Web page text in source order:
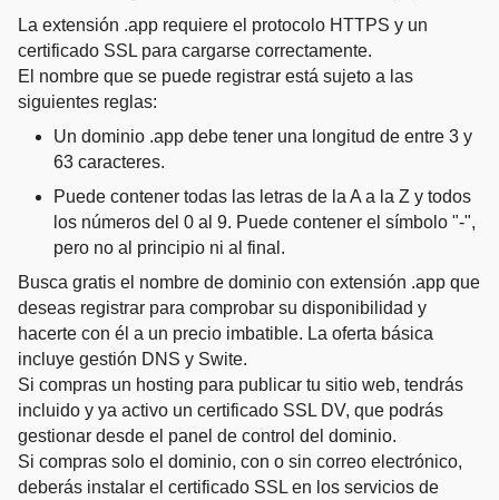
La extensión .app requiere el protocolo HTTPS y un
certificado SSL para cargarse correctamente.
El nombre que se puede registrar está sujeto a las
siguientes reglas:
Un dominio .app debe tener una longitud de entre 3 y
63 caracteres.
Puede contener todas las letras de la A a la Z y todos
los números del 0 al 9. Puede contener el símbolo "-",
pero no al principio ni al final.
Busca gratis el nombre de dominio con extensión .app que
deseas registrar para comprobar su disponibilidad y
hacerte con él a un precio imbatible. La oferta básica
incluye gestión DNS y Swite.
Si compras un hosting para publicar tu sitio web, tendrás
incluido y ya activo un certificado SSL DV, que podrás
gestionar desde el panel de control del dominio.
Si compras solo el dominio, con o sin correo electrónico,
deberás instalar el certificado SSL en los servicios de